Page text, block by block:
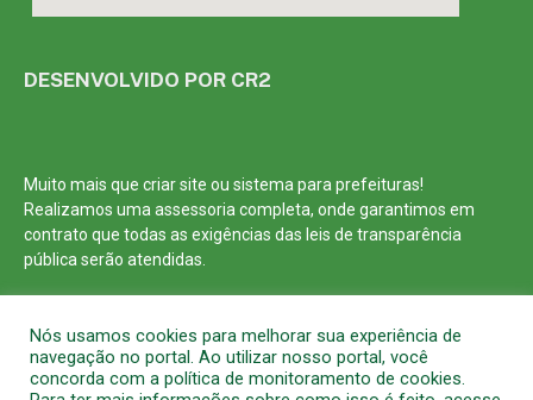
DESENVOLVIDO POR CR2
Muito mais que criar site ou sistema para prefeituras!
Realizamos umaassessoriacompleta, onde garantimos em
contrato que todas as exigências das leis de transparência
públicaserão atendidas.
Nós usamos cookies para melhorar sua experiência de
navegação no portal. Ao utilizar nosso portal, você
concorda com a política de monitoramento de cookies.